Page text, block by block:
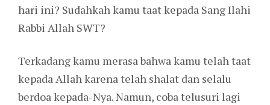
hari ini? Sudahkah kamu taat kepada Sang Ilahi
Rabbi Allah SWT?
Terkadang kamu merasa bahwa kamu telah taat
kepada Allah karena telah shalat dan selalu
berdoa kepada-Nya. Namun, coba telusuri lagi